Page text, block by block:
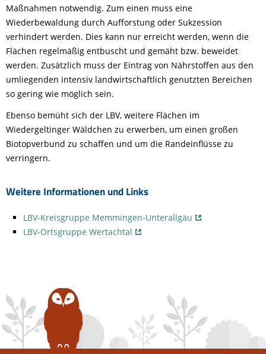
Maßnahmen notwendig. Zum einen muss eine
Wiederbewaldung durch Aufforstung oder Sukzession
verhindert werden. Dies kann nur erreicht werden, wenn die
Flächen regelmäßig entbuscht und gemäht bzw. beweidet
werden. Zusätzlich muss der Eintrag von Nährstoffen aus den
umliegenden intensiv landwirtschaftlich genutzten Bereichen
so gering wie möglich sein.
Ebenso bemüht sich der LBV, weitere Flächen im
Wiedergeltinger Wäldchen zu erwerben, um einen großen
Biotopverbund zu schaffen und um die Randeinflüsse zu
verringern.
Weitere Informationen und Links
LBV-Kreisgruppe Memmingen-Unterallgäu
LBV-Ortsgruppe Wertachtal